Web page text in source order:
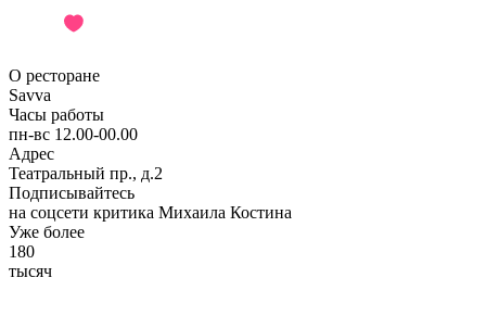
О ресторане
Savva
Часы работы
пн-вс 12.00-00.00
Адрес
Театральный пр., д.2
Подписывайтесь
на соцсети критика Михаила Костина
Уже более
180
тысяч